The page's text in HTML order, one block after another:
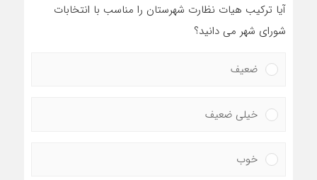
آیا ترکیب هیات نظارت شهرستان را مناسب با انتخابات
شورای شهر می دانید؟
ضعیف
خیلی ضعیف
خوب